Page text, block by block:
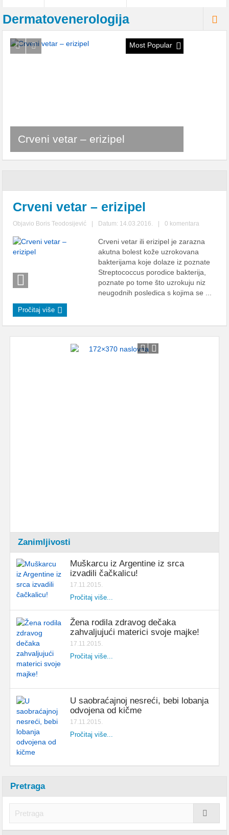
Dermatovenerologija
Most Popular
Crveni vetar – erizipel
Crveni vetar – erizipel
Objavio Boris Teodosijević Datum: 14.03.2016. 0 komentara
Crveni vetar ili erizipel je zarazna
akutna bolest kože uzrokovana
bakterijama koje dolaze iz poznate
Streptococcus porodice bakterija,
poznate po tome što uzrokuju niz
neugodnih posledica s kojima se ...
Pročitaj više
Zanimljivosti
Muškarcu iz Argentine iz srca
izvadili čačkalicu!
17.11.2015.
Pročitaj više...
Žena rodila zdravog dečaka
zahvaljujući materici svoje majke!
17.11.2015.
Pročitaj više...
U saobraćajnoj nesreći, bebi lobanja
odvojena od kičme
17.11.2015.
Pročitaj više...
Pretraga